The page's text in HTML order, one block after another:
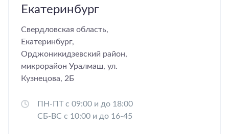
Екатеринбург
Свердловская область,
Екатеринбург,
Орджоникидзевский район,
микрорайон Уралмаш, ул.
Кузнецова, 2Б
ПН-ПТ с 09:00 и до 18:00
СБ-ВС с 10:00 и до 16-45